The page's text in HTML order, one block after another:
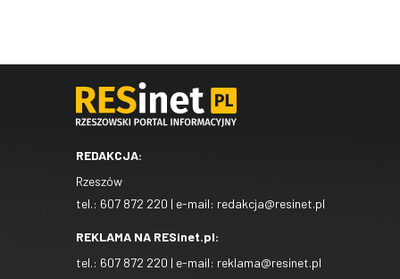
REDAKCJA:
Rzeszów
tel.: 607 872 220 | e-mail: redakcja@resinet.pl
REKLAMA NA RESinet.pl:
tel.: 607 872 220 | e-mail: reklama@resinet.pl